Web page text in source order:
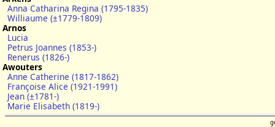
Anna Catharina Regina (1795-1835)
Williaume (±1779-1809)
Arnos
Lucia
Petrus Joannes (1853-)
Renerus (1826-)
Awouters
Anne Catherine (1817-1862)
Françoise Alice (1921-1991)
Jean (±1781-)
Marie Elisabeth (1819-)